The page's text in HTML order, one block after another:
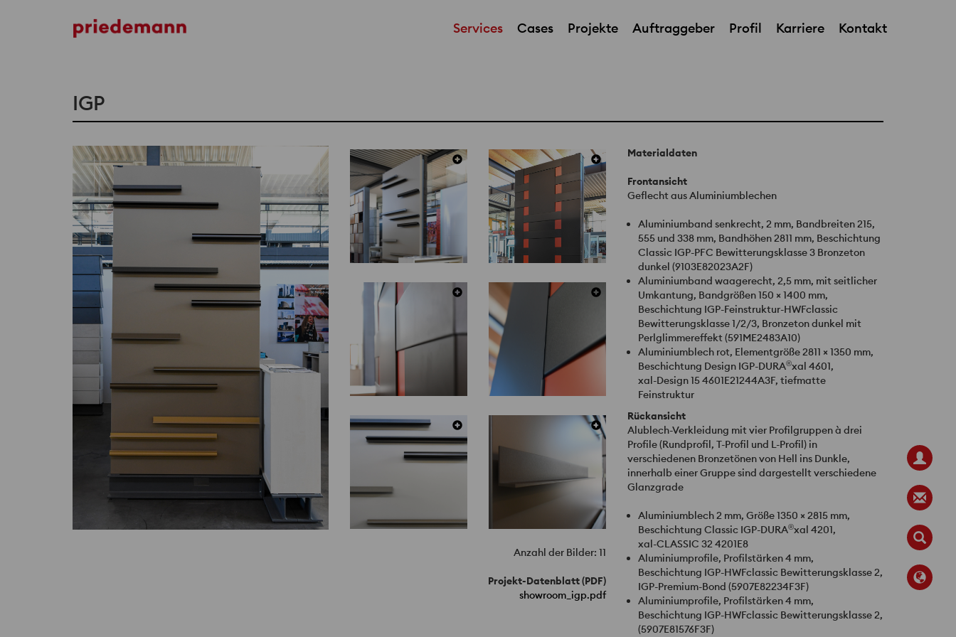
Services Cases Projekte Auftraggeber Profil Karriere Kontakt
Iconic Skin Interpane / Warema
IGP
Anzahl der Bilder: 11
Projekt-Datenblatt (PDF)
showroom_igp.pdf
Materialdaten
Frontansicht
Geflecht aus Aluminiumblechen
Aluminiumband senkrecht, 2 mm, Bandbreiten 215,
555 und 338 mm, Bandhöhen 2811 mm, Beschichtung
Classic IGP-PFC Bewitterungsklasse 3 Bronzeton
dunkel (9103E82023A2F)
Aluminiumband waagerecht, 2,5 mm, mit seitlicher
Umkantung, Bandgrößen 150 × 1400 mm,
Beschichtung IGP-Feinstruktur-HWFclassic
Bewitterungsklasse 1/2/3, Bronzeton dunkel mit
Perlglimmereffekt (591ME2483A10)
Aluminiumblech rot, Elementgröße 2811 × 1350 mm,
Beschichtung Design IGP-DURA®xal 4601,
xal-Design 15 4601E21244A3F, tiefmatte
Feinstruktur
Rückansicht
Alublech-Verkleidung mit vier Profilgruppen à drei
Profile (Rundprofil, T-Profil und L-Profil) in
verschiedenen Bronzetönen von Hell ins Dunkle,
innerhalb einer Gruppe sind dargestellt verschiedene
Glanzgrade
Aluminiumblech 2 mm, Größe 1350 × 2815 mm,
Beschichtung Classic IGP-DURA®xal 4201,
xal-CLASSIC 32 4201E8
Aluminiumprofile, Profilstärken 4 mm,
Beschichtung IGP-HWFclassic Bewitterungsklasse 2,
IGP-Premium-Bond (5907E82234F3F)
Aluminiumprofile, Profilstärken 4 mm,
Beschichtung IGP-HWFclassic Bewitterungsklasse 2,
(5907E81576F3F)